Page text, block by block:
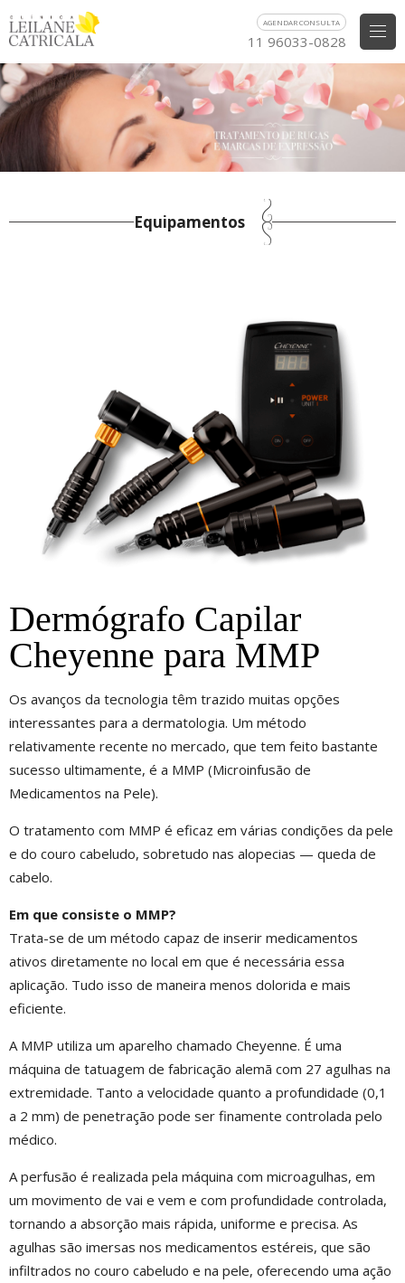
AGENDAR CONSULTA
11 96033-0828
Equipamentos
Dermógrafo Capilar
Cheyenne para MMP
Os avanços da tecnologia têm trazido muitas opções
interessantes para a dermatologia. Um método
relativamente recente no mercado, que tem feito bastante
sucesso ultimamente, é a MMP (Microinfusão de
Medicamentos na Pele).
O tratamento com MMP é eficaz em várias condições da pele
e do couro cabeludo, sobretudo nas alopecias — queda de
cabelo.
Em que consiste o MMP?
Trata-se de um método capaz de inserir medicamentos
ativos diretamente no local em que é necessária essa
aplicação. Tudo isso de maneira menos dolorida e mais
eficiente.
A MMP utiliza um aparelho chamado Cheyenne. É uma
máquina de tatuagem de fabricação alemã com 27 agulhas na
extremidade. Tanto a velocidade quanto a profundidade (0,1
a 2 mm) de penetração pode ser finamente controlada pelo
médico.
A perfusão é realizada pela máquina com microagulhas, em
um movimento de vai e vem e com profundidade controlada,
tornando a absorção mais rápida, uniforme e precisa. As
agulhas são imersas nos medicamentos estéreis, que são
infiltrados no couro cabeludo e na pele, oferecendo uma ação